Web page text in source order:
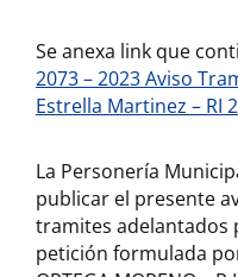
Se anexa link que
2073 – 2023 Aviso
Estrella Martinez – RI
La Personería
publicar el presente
tramites adelantados
petición formulada